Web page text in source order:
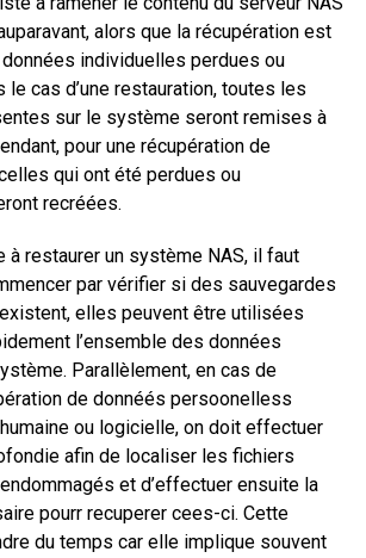
alors que la récupération est
individuelles perdues ou
le cas d’une restauration, toutes les
sur le système seront remises à
pour une récupération de
qui ont été perdues ou
recréées.
à restaurer un système NAS, il faut
par vérifier si des sauvegardes
elles peuvent être utilisées
l’ensemble des données
Parallèlement, en cas de
de donnéés persoonelless
ou logicielle, on doit effectuer
afin de localiser les fichiers
et d’effectuer ensuite la
pourr recuperer cees-ci. Cette
du temps car elle implique souvent